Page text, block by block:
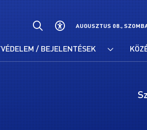
AUGUSZTUS 08.,
/ BEJELENTÉSEK